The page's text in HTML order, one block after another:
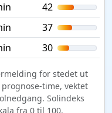
42
37
30
for stedet ut
time, vektet
Solindeks
fra 0 til 100.